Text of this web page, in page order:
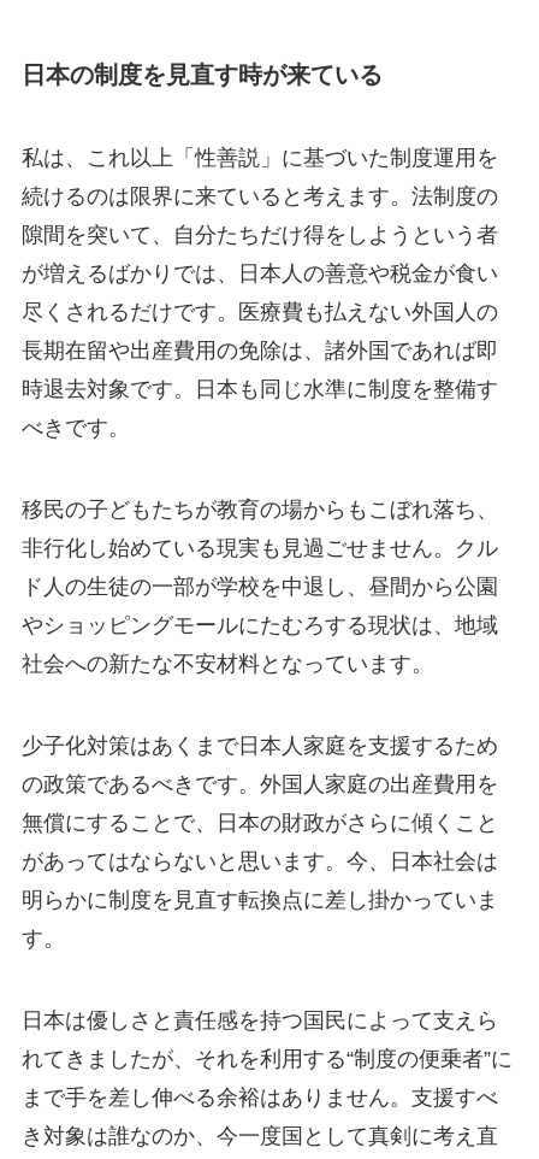
日本の制度を見直す時が来ている
私は、これ以上「性善説」に基づいた制度運用を
続けるのは限界に来ていると考えます。法制度の
隙間を突いて、自分たちだけ得をしようという者
が増えるばかりでは、日本人の善意や税金が食い
尽くされるだけです。医療費も払えない外国人の
長期在留や出産費用の免除は、諸外国であれば即
時退去対象です。日本も同じ水準に制度を整備す
べきです。
移民の子どもたちが教育の場からもこぼれ落ち、
非行化し始めている現実も見過ごせません。クル
ド人の生徒の一部が学校を中退し、昼間から公園
やショッピングモールにたむろする現状は、地域
社会への新たな不安材料となっています。
少子化対策はあくまで日本人家庭を支援するため
の政策であるべきです。外国人家庭の出産費用を
無償にすることで、日本の財政がさらに傾くこと
があってはならないと思います。今、日本社会は
明らかに制度を見直す転換点に差し掛かっていま
す。
日本は優しさと責任感を持つ国民によって支えら
れてきましたが、それを利用する“制度の便乗者”に
まで手を差し伸べる余裕はありません。支援すべ
き対象は誰なのか、今一度国として真剣に考え直